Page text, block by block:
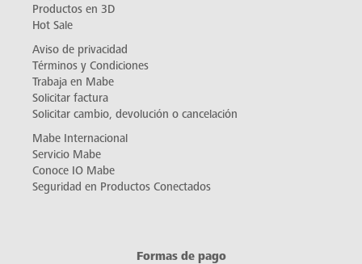
Productos en 3D
Hot Sale
Aviso de privacidad
Términos y Condiciones
Trabaja en Mabe
Solicitar factura
Solicitar cambio, devolución o cancelación
Mabe Internacional
Servicio Mabe
Conoce IO Mabe
Seguridad en Productos Conectados
Formas de pago